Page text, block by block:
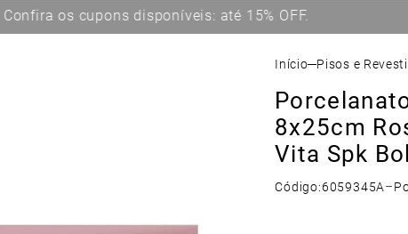
Confira os cupons disponíveis: até 15% OFF.
Pisos e
8x25cm
Vita Spk
Código:6059345A–